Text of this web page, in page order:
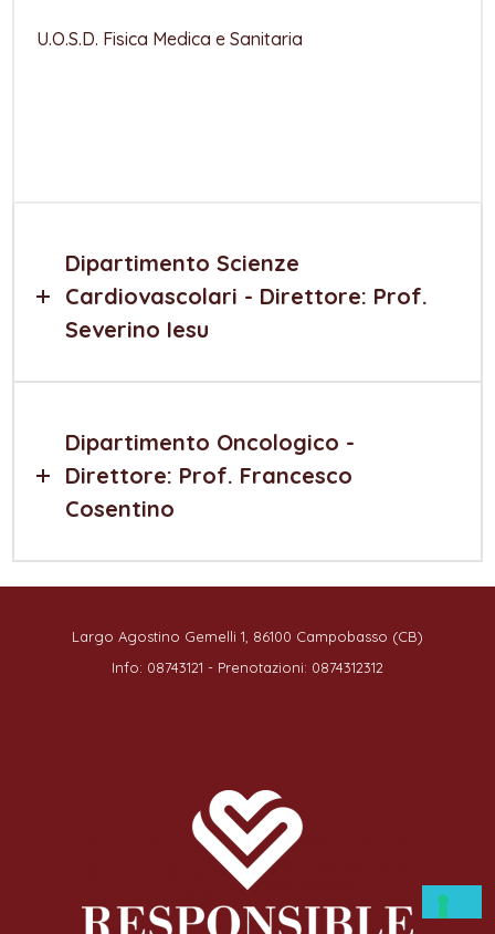
U.O.S.D. Fisica Medica e Sanitaria
Dipartimento Scienze
Cardiovascolari - Direttore: Prof.
Severino Iesu
Dipartimento Oncologico -
Direttore: Prof. Francesco
Cosentino
Largo Agostino Gemelli 1, 86100 Campobasso (CB)
Info: 08743121 - Prenotazioni: 0874312312